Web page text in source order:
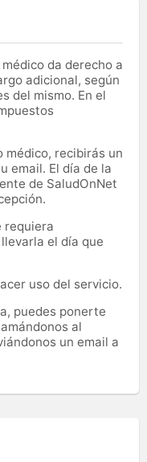
da derecho a
adicional, según
del mismo. En el
médico, recibirás un
email. El día de la
de SaludOnNet
requiera
el día que
uso del servicio.
puedes ponerte
al
un email a